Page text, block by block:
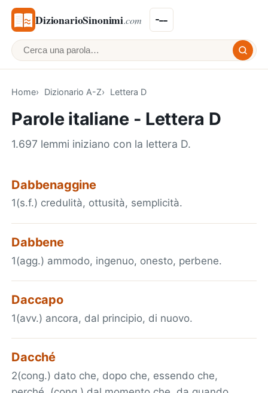
DizionarioSinonimi.com
Cerca una parola
Home Dizionario A-Z Lettera D
Parole italiane - Lettera D
1.697 lemmi iniziano con la lettera D.
Dabbenaggine
1(s.f.) credulità, ottusità, semplicità.
Dabbene
1(agg.) ammodo, ingenuo, onesto, perbene.
Daccapo
1(avv.) ancora, dal principio, di nuovo.
Dacché
2(cong.) dato che, dopo che, essendo che,